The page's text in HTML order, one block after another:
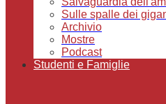
Sulle spalle dei
Archivio
Mostre
Podcast
Studenti e Famiglie